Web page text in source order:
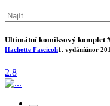
Ultimátní komiksový komplet
Hachette Fascicoli1. vydáníúnor
2.8